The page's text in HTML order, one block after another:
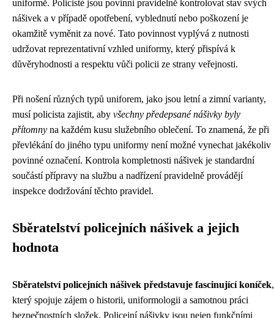
uniformě. Policisté jsou povinni pravidelně kontrolovat stav svých
nášivek a v případě opotřebení, vyblednutí nebo poškození je
okamžitě vyměnit za nové. Tato povinnost vyplývá z nutnosti
udržovat reprezentativní vzhled uniformy, který přispívá k
důvěryhodnosti a respektu vůči policii ze strany veřejnosti.
Při nošení různých typů uniforem, jako jsou letní a zimní varianty,
musí policista zajistit, aby všechny předepsané nášivky byly
přítomny na každém kusu služebního oblečení. To znamená, že při
převlékání do jiného typu uniformy není možné vynechat jakékoliv
povinné označení. Kontrola kompletnosti nášivek je standardní
součástí přípravy na službu a nadřízení pravidelně provádějí
inspekce dodržování těchto pravidel.
Sběratelství policejních nášivek a jejich
hodnota
Sběratelství policejních nášivek představuje fascinující koníček,
který spojuje zájem o historii, uniformologii a samotnou práci
bezpečnostních složek. Policejní nášivky jsou nejen funkčními